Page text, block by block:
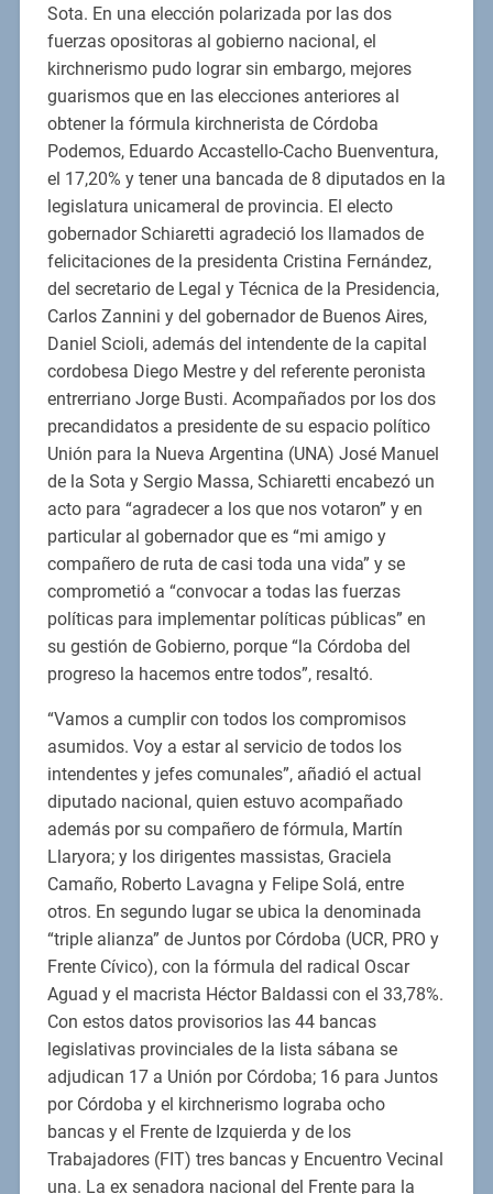
Sota. En una elección polarizada por las dos
fuerzas opositoras al gobierno nacional, el
kirchnerismo pudo lograr sin embargo, mejores
guarismos que en las elecciones anteriores al
obtener la fórmula kirchnerista de Córdoba
Podemos, Eduardo Accastello-Cacho Buenventura,
el 17,20% y tener una bancada de 8 diputados en la
legislatura unicameral de provincia. El electo
gobernador Schiaretti agradeció los llamados de
felicitaciones de la presidenta Cristina Fernández,
del secretario de Legal y Técnica de la Presidencia,
Carlos Zannini y del gobernador de Buenos Aires,
Daniel Scioli, además del intendente de la capital
cordobesa Diego Mestre y del referente peronista
entrerriano Jorge Busti. Acompañados por los dos
precandidatos a presidente de su espacio político
Unión para la Nueva Argentina (UNA) José Manuel
de la Sota y Sergio Massa, Schiaretti encabezó un
acto para “agradecer a los que nos votaron” y en
particular al gobernador que es “mi amigo y
compañero de ruta de casi toda una vida” y se
comprometió a “convocar a todas las fuerzas
políticas para implementar políticas públicas” en
su gestión de Gobierno, porque “la Córdoba del
progreso la hacemos entre todos”, resaltó.
“Vamos a cumplir con todos los compromisos
asumidos. Voy a estar al servicio de todos los
intendentes y jefes comunales”, añadió el actual
diputado nacional, quien estuvo acompañado
además por su compañero de fórmula, Martín
Llaryora; y los dirigentes massistas, Graciela
Camaño, Roberto Lavagna y Felipe Solá, entre
otros. En segundo lugar se ubica la denominada
“triple alianza” de Juntos por Córdoba (UCR, PRO y
Frente Cívico), con la fórmula del radical Oscar
Aguad y el macrista Héctor Baldassi con el 33,78%.
Con estos datos provisorios las 44 bancas
legislativas provinciales de la lista sábana se
adjudican 17 a Unión por Córdoba; 16 para Juntos
por Córdoba y el kirchnerismo lograba ocho
bancas y el Frente de Izquierda y de los
Trabajadores (FIT) tres bancas y Encuentro Vecinal
una. La ex senadora nacional del Frente para la